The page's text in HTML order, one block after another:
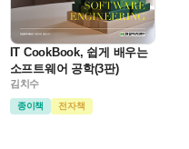
IT CookBook, 쉽게 배우는
소프트웨어 공학(3판)
김치수
종이책 전자책